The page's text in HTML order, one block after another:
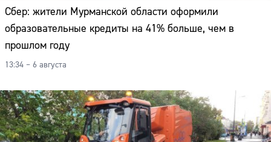
Сбер: жители Мурманской области оформили
образовательные кредиты на 41% больше, чем в
прошлом году
13:34 – 6 августа